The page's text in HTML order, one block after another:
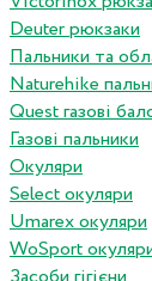
Deuter рюкзаки
Пальники та
Naturehike
Quest газові
Газові пальники
Окуляри
Select окуляри
Umarex окуляри
WoSport